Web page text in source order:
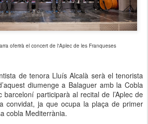
oferirà el concert de l'Aplec de les Franqueses
de tenora Lluís Alcalà serà el tenorista
diumenge a Balaguer amb la Cobla
barceloní participarà al recital de l’Aplec de
convidat, ja que ocupa la plaça de primer
cobla Mediterrània.